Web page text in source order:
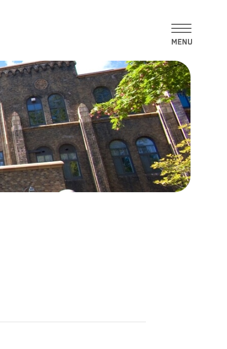
メニューを